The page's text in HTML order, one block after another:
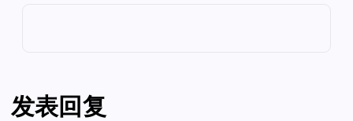
发表回复